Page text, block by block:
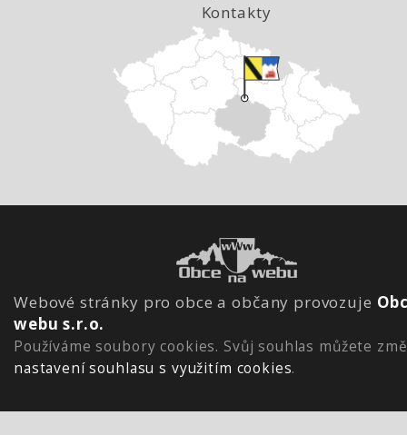
Kontakty
Webové stránky pro obce a občany provozuje
webu s.r.o.
Používáme soubory cookies. Svůj souhlas můžete
nastavení souhlasu s využitím cookies.